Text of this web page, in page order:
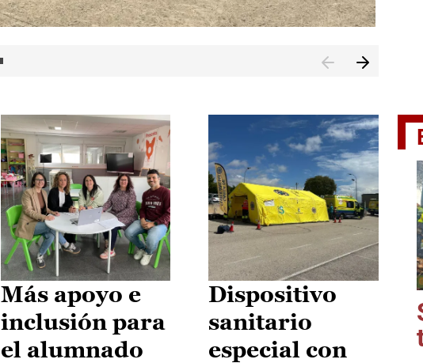
II
Más apoyo e
inclusión para
el alumnado
Dispositivo
sanitario
especial con